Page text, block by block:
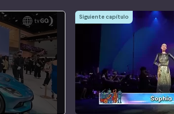
Siguiente capítulo